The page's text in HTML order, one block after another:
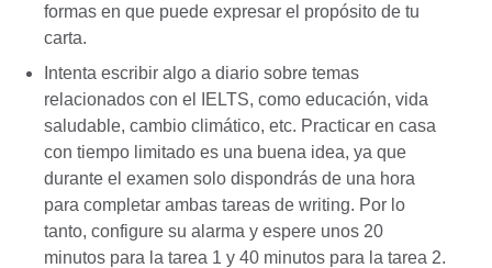
formas en que puede expresar el propósito de tu
carta.
Intenta escribir algo a diario sobre temas
relacionados con el IELTS, como educación, vida
saludable, cambio climático, etc. Practicar en casa
con tiempo limitado es una buena idea, ya que
durante el examen solo dispondrás de una hora
para completar ambas tareas de writing. Por lo
tanto, configure su alarma y espere unos 20
minutos para la tarea 1 y 40 minutos para la tarea 2.